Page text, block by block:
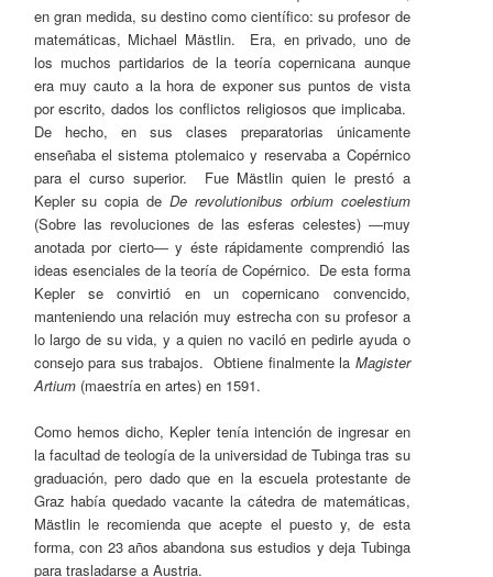
en gran medida, su destino como científico: su profesor de
matemáticas, Michael Mästlin. Era, en privado, uno de
los muchos partidarios de la teoría copernicana aunque
era muy cauto a la hora de exponer sus puntos de vista
por escrito, dados los conflictos religiosos que implicaba.
De hecho, en sus clases preparatorias únicamente
enseñaba el sistema ptolemaico y reservaba a Copérnico
para el curso superior. Fue Mästlin quien le prestó a
Kepler su copia deDe revolutionibus orbium coelestium
(Sobre las revoluciones de las esferas celestes) ―muy
anotada por cierto― y éste rápidamente comprendió las
ideas esenciales de la teoría de Copérnico. De esta forma
Kepler se convirtió en un copernicano convencido,
manteniendo una relación muy estrecha con su profesor a
lo largo de su vida, y a quien no vaciló en pedirle ayuda o
consejo para sus trabajos. Obtiene finalmente la Magister
Artium (maestría en artes) en 1591.
Como hemos dicho, Kepler tenía intención de ingresar en
la facultad de teología de la universidad de Tubinga tras su
graduación, pero dado que en la escuela protestante de
Graz había quedado vacante la cátedra de matemáticas,
Mästlin le recomienda que acepte el puesto y, de esta
forma, con 23 años abandona sus estudios y deja Tubinga
para trasladarse a Austria.